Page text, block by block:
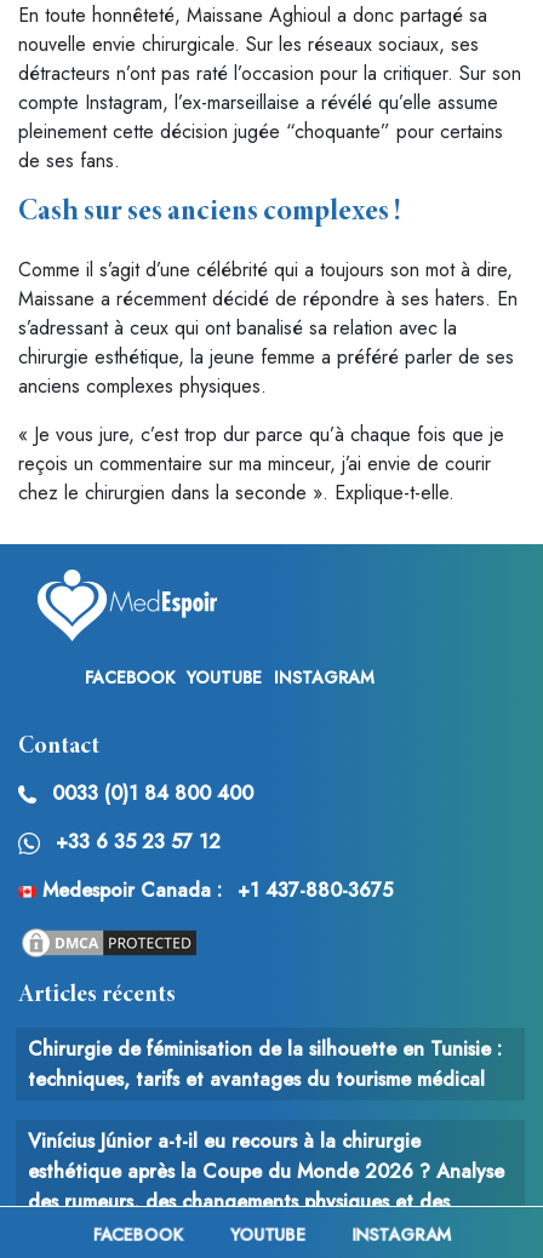
En toute honnêteté, Maissane Aghioul a donc partagé sa
nouvelle envie chirurgicale. Sur les réseaux sociaux, ses
détracteurs n’ont pas raté l’occasion pour la critiquer. Sur son
compte Instagram, l’ex-marseillaise a révélé qu’elle assume
pleinement cette décision jugée “choquante” pour certains
de ses fans.
Cash sur ses anciens complexes !
Comme il s’agit d’une célébrité qui a toujours son mot à dire,
Maissane a récemment décidé de répondre à ses haters. En
s’adressant à ceux qui ont banalisé sa relation avec la
chirurgie esthétique, la jeune femme a préféré parler de ses
anciens complexes physiques.
« Je vous jure, c’est trop dur parce qu’à chaque fois que je
reçois un commentaire sur ma minceur, j’ai envie de courir
chez le chirurgien dans la seconde ». Explique-t-elle.
FACEBOOK YOUTUBE INSTAGRAM
Contact
0033 (0)1 84 800 400
+33 6 35 23 57 12
Medespoir Canada :
+1 437-880-3675
Articles récents
Chirurgie de féminisation de la silhouette en Tunisie :
techniques, tarifs et avantages du tourisme médical
Vinícius Júnior a-t-il eu recours à la chirurgie
esthétique après la Coupe du Monde 2026 ? Analyse
des rumeurs, des changements physiques et des
interventions possibles
FACEBOOK YOUTUBE INSTAGRAM